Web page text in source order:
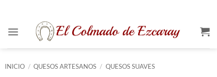
contenido
INICIO / QUESOS ARTESANOS / QUESOS SUAVES